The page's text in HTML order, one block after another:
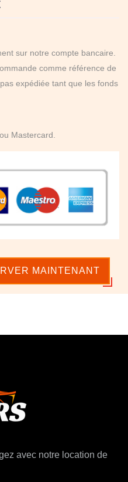
sur notre compte bancaire.
comme référence de
expédiée tant que les fonds
Mastercard.
MAINTENANT
avec notre location de